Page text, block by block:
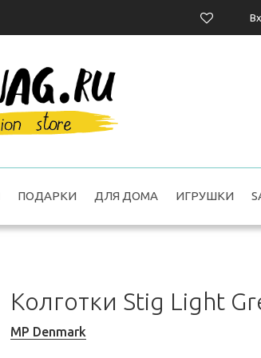
ПОДАРКИ ДЛЯ ДОМА ИГРУШКИ
Колготки Stig Light
MP Denmark